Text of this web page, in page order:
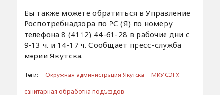
Вы также можете обратиться в Управление
Роспотребнадзора по РС (Я) по номеру
телефона 8 (4112) 44-61-28 в рабочие дни с
9-13 ч. и 14-17 ч. Сообщает пресс-служба
мэрии Якутска.
Теги: Окружная администрация Якутска
МКУ СЭГХ
санитарная обработка подъездов